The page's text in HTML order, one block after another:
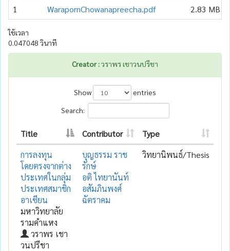
1
WarapornChowanapreecha.pdf 2.83 MB
ใช้เวลา
0.047048 วินาที
Creator :วราพร เชาวนปรีชา
Show
entries
Search:
Title Contributor
Type
การลงทุน
โดยตรงจากต่าง
ประเทศในกลุ่ม
ประเทศสมาชิก
อาเซียน
มหาวิทยาลัย
รามคำแหง
วราพร เชา
วนปรีชา
บุญธรรม ราช
รักษ์
อติ ไทยานันท์
อสัมภินพงศ์
ฉัตราคม
วิทยานิพนธ์/Thesis